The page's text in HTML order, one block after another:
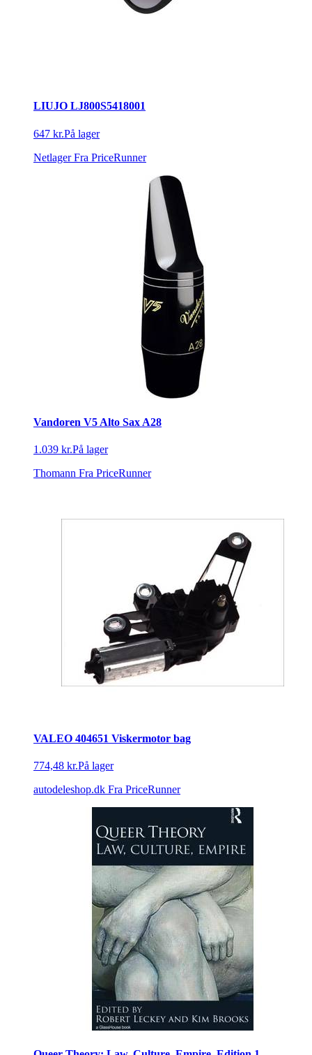
LIUJO LJ800S5418001
647 kr.På lager
Netlager Fra PriceRunner
Vandoren V5 Alto Sax A28
1.039 kr.På lager
Thomann Fra PriceRunner
VALEO 404651 Viskermotor bag
774,48 kr.På lager
autodeleshop.dk Fra PriceRunner